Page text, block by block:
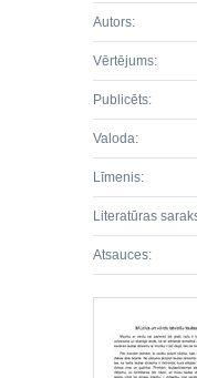
Autors:
Vērtējums:
Publicēts:
Valoda:
Līmenis:
Literatūras
Atsauces: